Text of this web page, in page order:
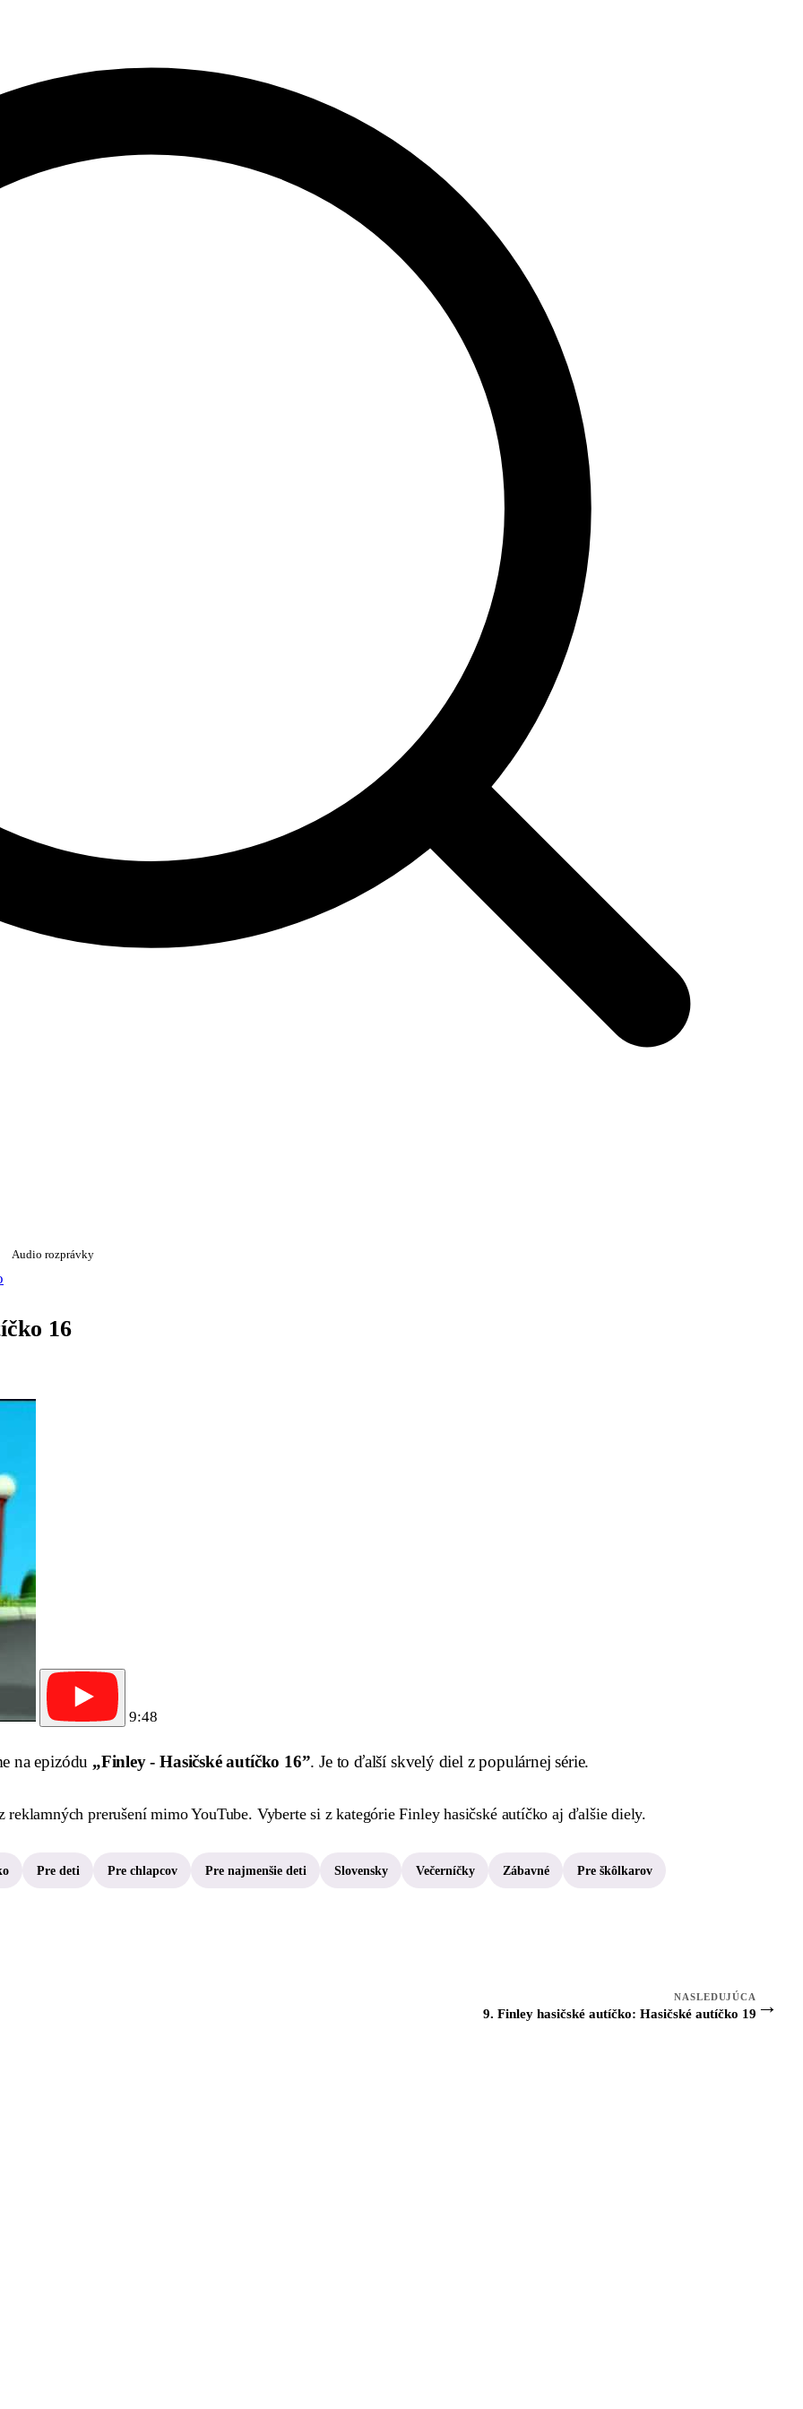
Audio rozprávky
16
9:48
na epizódu „Finley - Hasičské autíčko 16”. Je to ďalší skvelý diel z populárnej série.
prerušení mimo YouTube. Vyberte si z kategórie Finley hasičské autíčko aj ďalšie diely.
Pre deti Pre chlapcov Pre najmenšie deti Slovensky Večerníčky Zábavné Pre škôlkarov
NASLEDUJÚCA
9. Finley hasičské autíčko: Hasičské autíčko 19 →